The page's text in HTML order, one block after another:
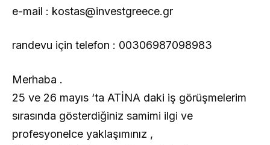
e-mail : kostas@investgreece.gr
randevu için telefon : 00306987098983
Merhaba .
25 ve 26 mayıs ‘ta ATİNA daki iş görüşmelerim
sırasında gösterdiğiniz samimi ilgi ve
profesyonelce yaklaşımınız ,